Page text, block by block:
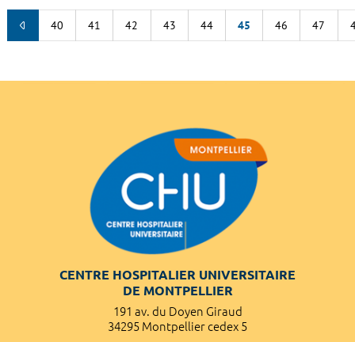
40 41 42 43 44 45 46 47
CENTRE HOSPITALIER UNIVERSITAIRE
DE MONTPELLIER
191 av. du Doyen Giraud
34295 Montpellier cedex 5